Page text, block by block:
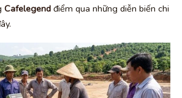
Cafelegend điểm qua những diễn biến chi